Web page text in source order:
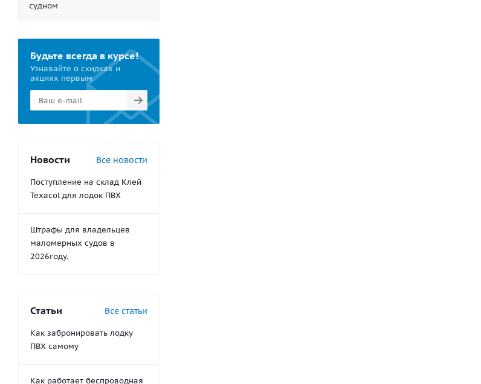
судном
Будьте всегда в курсе!
Узнавайте о скидках и
акциях первым
Новости Все новости
Поступление на склад Клей
Texacol для лодок ПВХ
Штрафы для владельцев
маломерных судов в
2026году.
Статьи Все статьи
Как забронировать лодку
ПВХ самому
Как работает беспроводная